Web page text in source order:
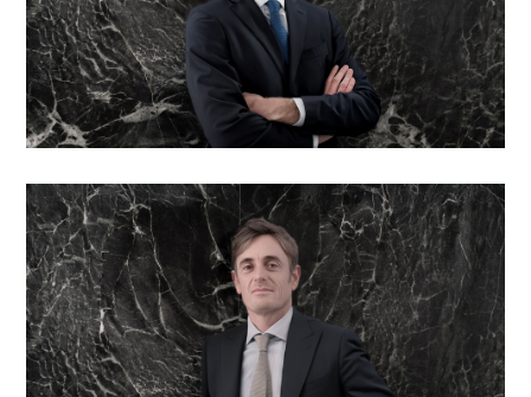
Federico Balzaretti
Direttore operativo e Responsabile rischi